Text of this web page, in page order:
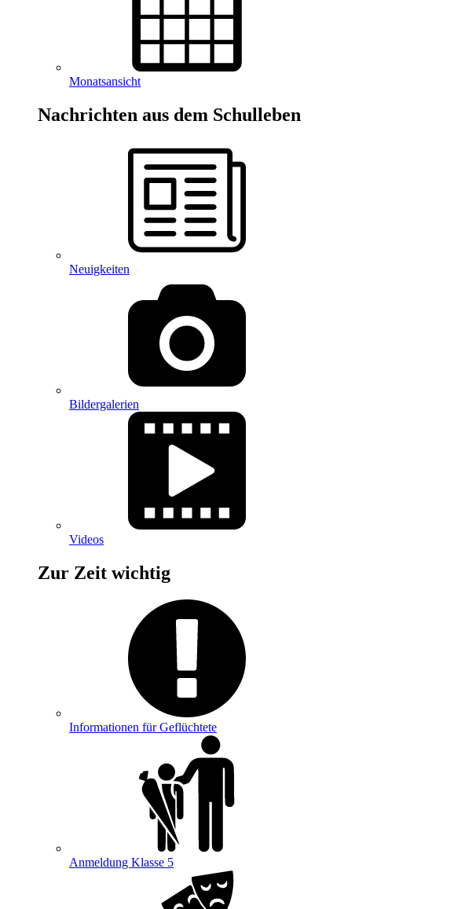
Monatsansicht
Nachrichten aus dem Schulleben
Neuigkeiten
Bildergalerien
Videos
Zur Zeit wichtig
Informationen für Geflüchtete
Anmeldung Klasse 5